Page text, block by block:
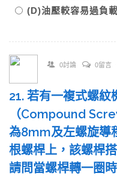
(D)油壓較容易過負
0討論 0留言
21. 若有一複式螺紋
（Compound
為8mm及左螺旋導
根螺桿上，該螺桿
請問當螺桿轉一圈